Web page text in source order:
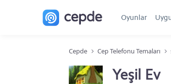
Oyunlar
Cepde Cep Telefonu Temaları
Yeşil Ev